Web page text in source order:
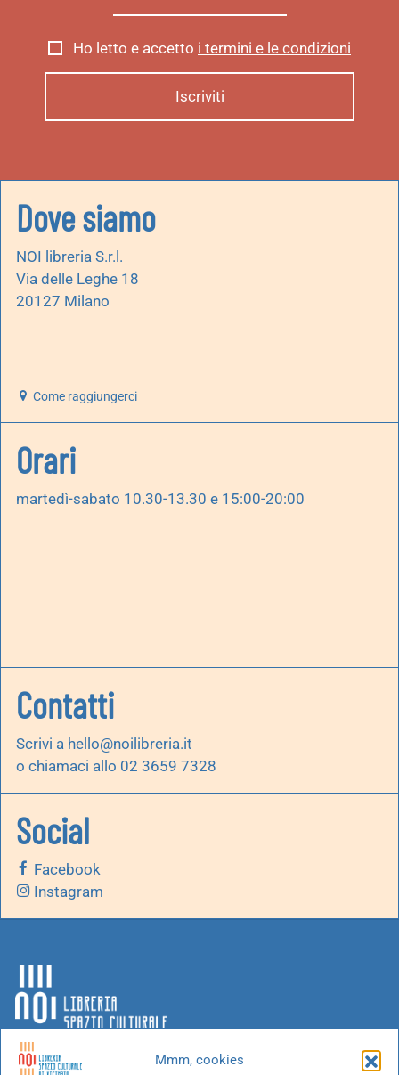
Mmm, cookies
Ho letto e accetto i termini e le condizioni
Dove siamo
NOI libreria S.r.l.
Via delle Leghe 18
20127 Milano
Come raggiungerci
Orari
martedì-sabato 10.30-13.30 e 15:00-20:00
Contatti
Scrivi a hello@noilibreria.it
o chiamaci allo 02 3659 7328
Social
Facebook
Instagram